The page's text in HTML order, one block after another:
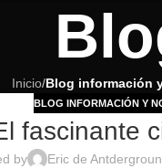
Inicio/Blog información
BLOG INFORMACIÓN Y
fascinante
by Eric de